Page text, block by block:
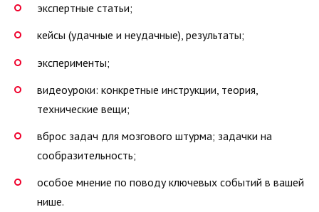
экспертные статьи;
кейсы (удачные и неудачные), результаты;
эксперименты;
видеоуроки: конкретные инструкции, теория,
технические вещи;
вброс задач для мозгового штурма; задачки на
сообразительность;
особое мнение по поводу ключевых событий в вашей
нише.